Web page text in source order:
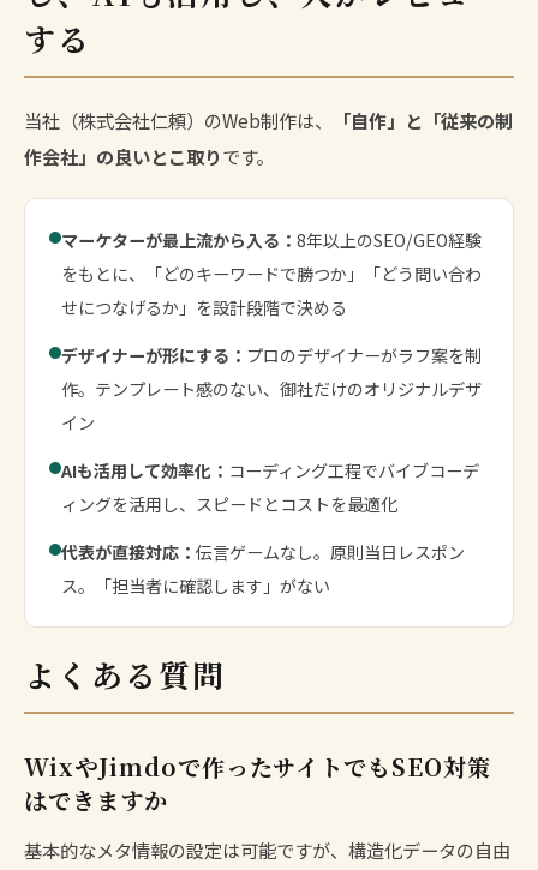
する
当社（株式会社仁頼）のWeb制作は、
「自作」と「従来の制
作会社」の良いとこ取りです。
マーケターが最上流から入る： 8年以上のSEO/GEO経験
をもとに、「どのキーワードで勝つか」「どう問い合わ
せにつなげるか」を設計段階で決める
デザイナーが形にする： プロのデザイナーがラフ案を制
作。テンプレート感のない、御社だけのオリジナルデザ
イン
AIも活用して効率化： コーディング工程でバイブコーデ
ィングを活用し、スピードとコストを最適化
代表が直接対応： 伝言ゲームなし。原則当日レスポン
ス。「担当者に確認します」がない
よくある質問
WixやJimdoで作ったサイトでもSEO対策
はできますか
基本的なメタ情報の設定は可能ですが、構造化データの自由